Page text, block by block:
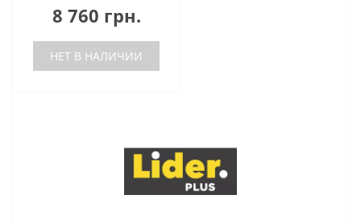
8 760 грн.
НЕТ В НАЛИЧИИ